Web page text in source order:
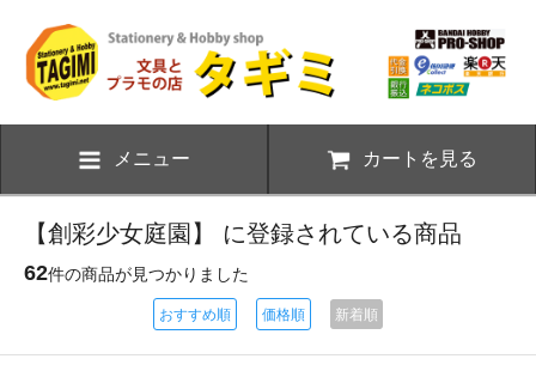
メニュー カートを見る
【創彩少女庭園】 に登録されている商品
62件の商品が見つかりました
おすすめ順 価格順 新着順